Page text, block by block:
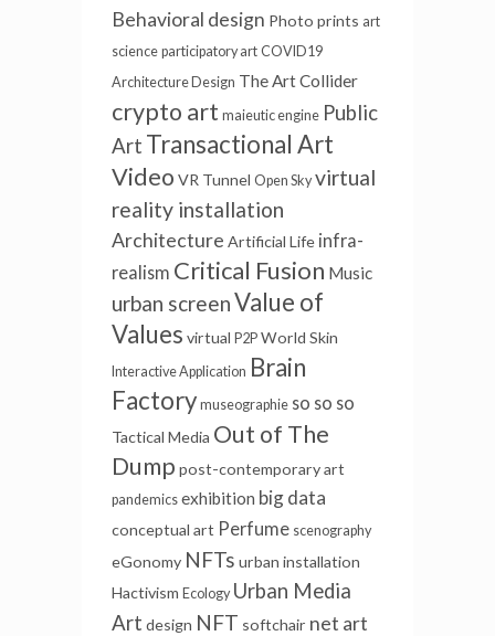
Behavioral design Photo prints art
science participatory art COVID19
Architecture Design The Art Collider
crypto art maieutic engine Public
Art Transactional Art
Video VR Tunnel Open Sky virtual
reality installation
Architecture Artificial Life infra-
realism Critical Fusion Music
urban screenValue of
Values virtual P2P World Skin
Interactive Application Brain
Factory museographie so so so
Tactical Media Out of The
Dump post-contemporary art
pandemics exhibition big data
conceptual art Perfume scenography
eGonomy NFTs urban installation
Hactivism Ecology Urban Media
Art design NFT softchair net art